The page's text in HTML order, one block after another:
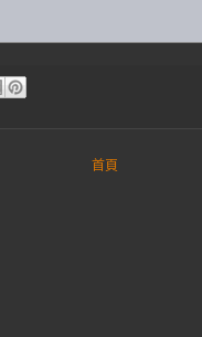
首頁